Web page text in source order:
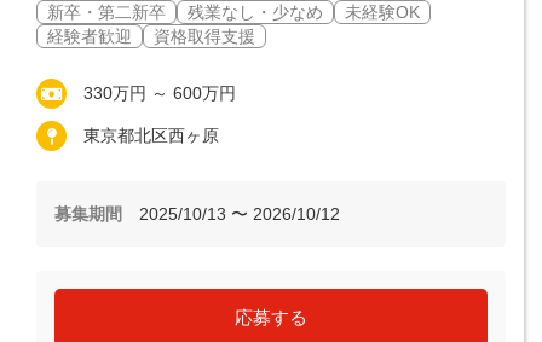
新卒・第二新卒
残業なし・少なめ
未経験OK
経験者歓迎
資格取得支援
330万円 ～ 600万円
東京都北区西ヶ原
募集期間 2025/10/13 〜 2026/10/12
応募する